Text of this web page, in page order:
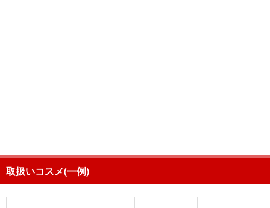
取扱いコスメ(一例)